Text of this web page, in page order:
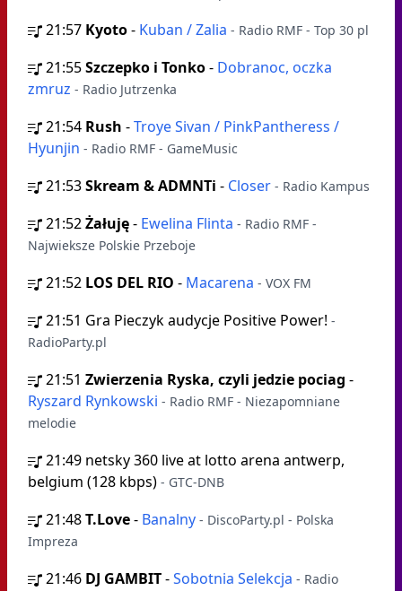
21:57 Kyoto- Kuban / Zalia - Radio RMF - Top 30 pl
21:55Szczepko i Tonko- Dobranoc, oczka
zmruz - Radio Jutrzenka
21:54 Rush -Troye Sivan / PinkPantheress /
Hyunjin - Radio RMF - GameMusic
21:53Skream & ADMNTi - Closer - Radio Kampus
21:52Żałuję- Ewelina Flinta - Radio RMF -
Najwieksze Polskie Przeboje
21:52 LOS DEL RIO - Macarena - VOX FM
21:51 Gra Pieczyk audycje Positive Power! -
RadioParty.pl
21:51 Zwierzenia Ryska, czyli jedzie pociag -
Ryszard Rynkowski - Radio RMF - Niezapomniane
melodie
21:49 netsky 360 live at lotto arena antwerp,
belgium (128 kbps) - GTC-DNB
21:48T.Love- Banalny - DiscoParty.pl - Polska
Impreza
21:46 DJ GAMBIT-Sobotnia Selekcja - Radio